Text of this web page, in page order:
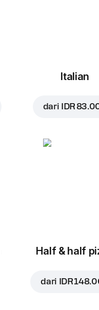
Italian
dari IDR
Half & half
dari IDR